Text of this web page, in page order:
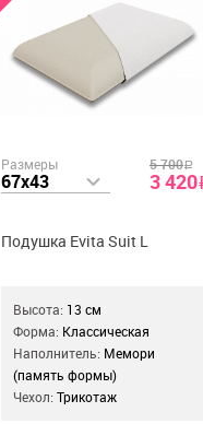
Размеры
67x43
5 700a
3 420
Подушка Evita Suit L
Высота: 13 см
Форма: Классическая
Наполнитель: Мемори
(память формы)
Чехол:Трикотаж